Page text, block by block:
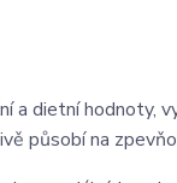
a dietní hodnoty,
působí na